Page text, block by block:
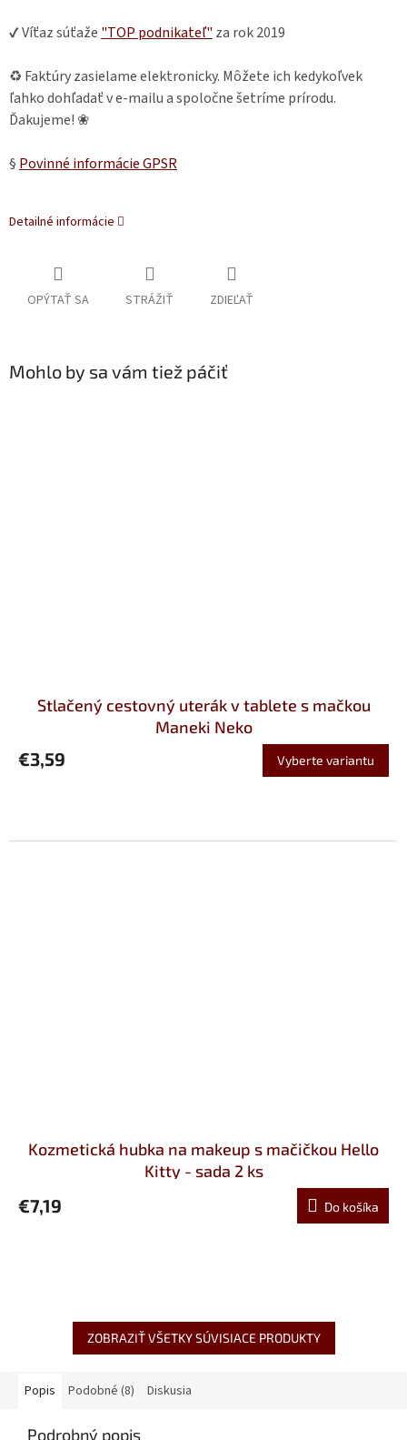
✔ Víťaz súťaže "TOP podnikateľ" za rok 2019
♻ Faktúry zasielame elektronicky. Môžete ich kedykoľvek
ľahko dohľadať v e-mailu a spoločne šetríme prírodu.
Ďakujeme! ❀
§ Povinné informácie GPSR
Detailné informácie
OPÝTAŤ SA STRÁŽIŤ ZDIEĽAŤ
Mohlo by sa vám tiež páčiť
Stlačený cestovný uterák v tablete s mačkou
Maneki Neko
€3,59 Vyberte variantu
Kozmetická hubka na makeup s mačičkou Hello
Kitty - sada 2 ks
€7,19 Do košíka
ZOBRAZIŤ VŠETKY SÚVISIACE PRODUKTY
Popis Podobné (8) Diskusia
Podrobný popis